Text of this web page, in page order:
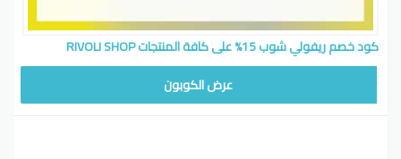
كود خصم ريفولي شوب 15% على كافة المنتجات RIVOLI SHOP
عرض الكوبون